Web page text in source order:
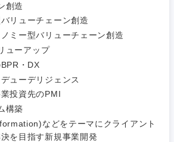
創造
リューチェーン創造
ミー型バリューチェーン創造
ューアップ
・DX
ューデリジェンス
投資先のPMI
構築
などをテーマにクライアント
を目指す新規事業開発
経営企画
政策渉外
その他企画業務
・アパレル・消費財
ヘルスケア・ライフサイエンス
件を入力ください
スタートアップ企
英語を活かす